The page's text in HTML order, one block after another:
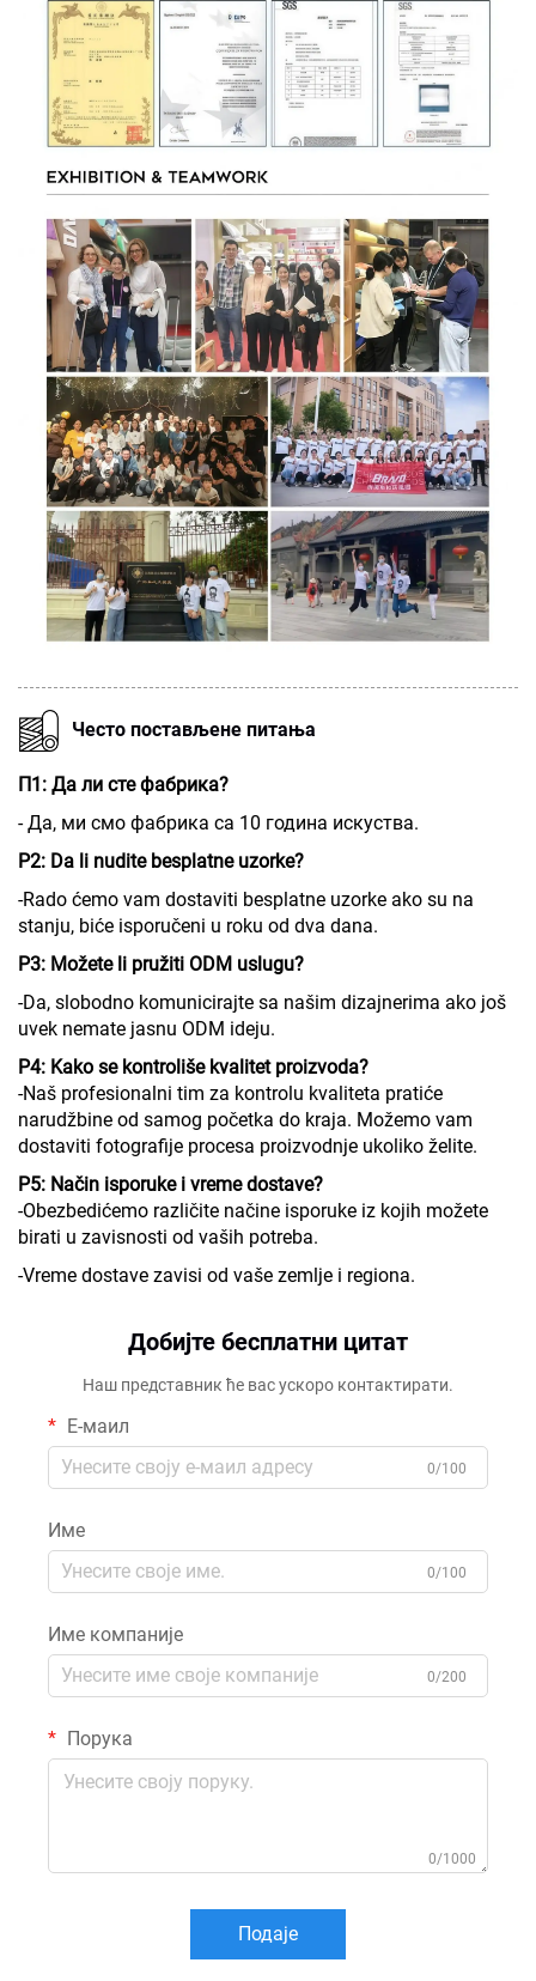
Често постављене питања
П1: Да ли сте фабрика?
- Да, ми смо фабрика са 10 година искуства.
P2: Da li nudite besplatne uzorke?
-Rado ćemo vam dostaviti besplatne uzorke ako su na
stanju, biće isporučeni u roku od dva dana.
P3: Možete li pružiti ODM uslugu?
-Da, slobodno komunicirajte sa našim dizajnerima ako još
uvek nemate jasnu ODM ideju.
P4: Kako se kontroliše kvalitet proizvoda?
-Naš profesionalni tim za kontrolu kvaliteta pratiće
narudžbine od samog početka do kraja. Možemo vam
dostaviti fotografije procesa proizvodnje ukoliko želite.
P5: Način isporuke i vreme dostave?
-Obezbedićemo različite načine isporuke iz kojih možete
birati u zavisnosti od vaših potreba.
-Vreme dostave zavisi od vaše zemlje i regiona.
Добијте бесплатни цитат
Наш представник ће вас ускоро контактирати.
Е-маил
0/100
Име
0/100
Име компаније
0/200
Порука
0/1000
Подаје